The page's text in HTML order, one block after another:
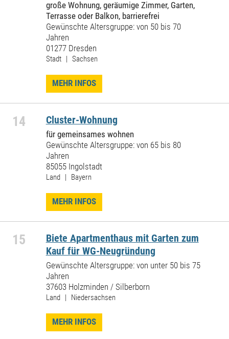
große Wohnung, geräumige Zimmer, Garten,
Terrasse oder Balkon, barrierefrei
Gewünschte Altersgruppe: von 50 bis 70
Jahren
01277 Dresden
Stadt | Sachsen
MEHR INFOS
14 Cluster-Wohnung
für gemeinsames wohnen
Gewünschte Altersgruppe: von 65 bis 80
Jahren
85055 Ingolstadt
Land | Bayern
MEHR INFOS
15
Biete Apartmenthaus mit Garten zum
Kauf für WG-Neugründung
Gewünschte Altersgruppe: von unter 50 bis 75
Jahren
37603 Holzminden / Silberborn
Land | Niedersachsen
MEHR INFOS